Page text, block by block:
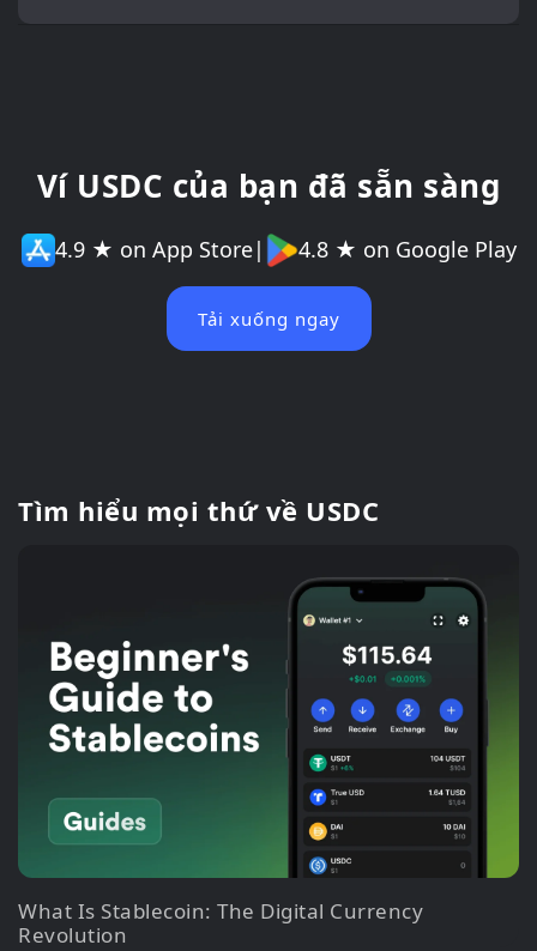
Ví USDC của bạn đã sẵn sàng
4.9 ★ on App Store| 4.8 ★ on Google Play
Tải xuống ngay
Tìm hiểu mọi thứ về USDC
What Is Stablecoin: The Digital Currency
Revolution